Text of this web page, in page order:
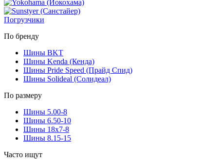
Погрузчики
По бренду
Шины BKT
Шины Kenda (Кенда)
Шины Pride Speed (Прайд Спид)
Шины Solideal (Солидеал)
По размеру
Шины 5.00-8
Шины 6.50-10
Шины 18x7-8
Шины 8.15-15
Часто ищут